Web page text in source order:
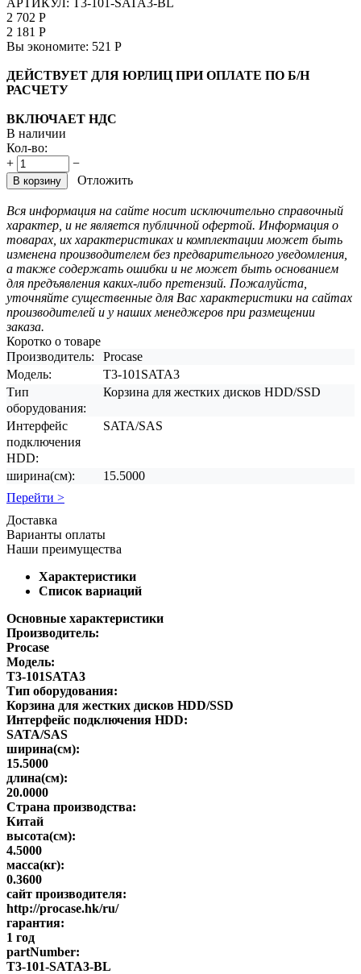
2 702 Р
2 181 Р
Вы экономите: 521 Р
ДЕЙСТВУЕТ ДЛЯ ЮРЛИЦ ПРИ ОПЛАТЕ ПО Б/Н
РАСЧЕТУ
ВКЛЮЧАЕТ НДС
В наличии
Кол-во:
+
−
В корзину Отложить
Вся информация на сайте носит исключительно справочный
характер, и не является публичной офертой. Информация о
товарах, их характеристиках и комплектации может быть
изменена производителем без предварительного уведомления,
а также содержать ошибки и не может быть основанием
для предъявления каких-либо претензий. Пожалуйста,
уточняйте существенные для Вас характеристики на сайтах
производителей и у наших менеджеров при размещении
заказа.
Коротко о товаре
Производитель:
Procase
Модель:
T3-101SATA3
Тип
оборудования:
Корзина для жестких дисков HDD/SSD
Интерфейс
подключения
HDD:
SATA/SAS
ширина(см):
15.5000
Перейти >
Доставка
Варианты оплаты
Наши преимущества
Характеристики
Список вариаций
Основные характеристики
Производитель:
Procase
Модель:
T3-101SATA3
Тип оборудования:
Корзина для жестких дисков HDD/SSD
Интерфейс подключения HDD:
SATA/SAS
ширина(см):
15.5000
длина(см):
20.0000
Страна производства:
Китай
высота(см):
4.5000
масса(кг):
0.3600
сайт производителя:
http://procase.hk/ru/
гарантия:
1 год
partNumber:
T3-101-SATA3-BL